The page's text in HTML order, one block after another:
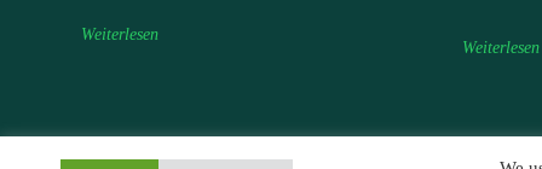
Weiterlesen
Weiterlesen